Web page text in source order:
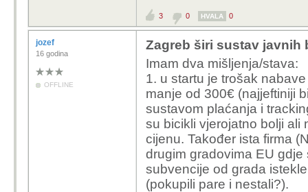
3 0 HVALA 0
jozef
16 godina
OFFLINE
Zagreb širi sustav javnih
Imam dva mišljenja/stava:
1. u startu je trošak
manje od 300€ (najjeftiniji
sustavom plaćanja i
su bicikli vjerojatno bolji ali
cijenu. Također ista firma
drugim gradovima EU
subvencije od grada
(pokupili pare i nestali?).